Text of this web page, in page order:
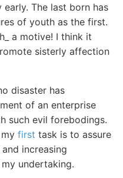
The last born has
of youth as the first.
a motive! I think it
sisterly affection
disaster has
of an enterprise
such evil forebodings.
first task is to assure
increasing
undertaking.